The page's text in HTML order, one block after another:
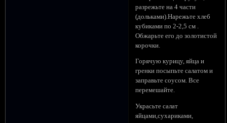
разрежьте на 4 части
(дольками).Нарежьте хлеб
кубиками по 2-2,5 см .
Обжарьте его до золотистой
корочки.
Горячую курицу, яйца и
гренки посыпьте салатом и
заправьте соусом. Все
перемешайте.
Украсьте салат
яйцами,сухариками,